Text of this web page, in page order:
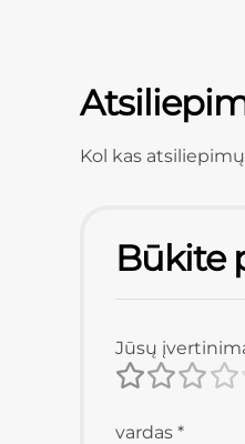
Kol kas
Būkite
Jūsų
vardas *